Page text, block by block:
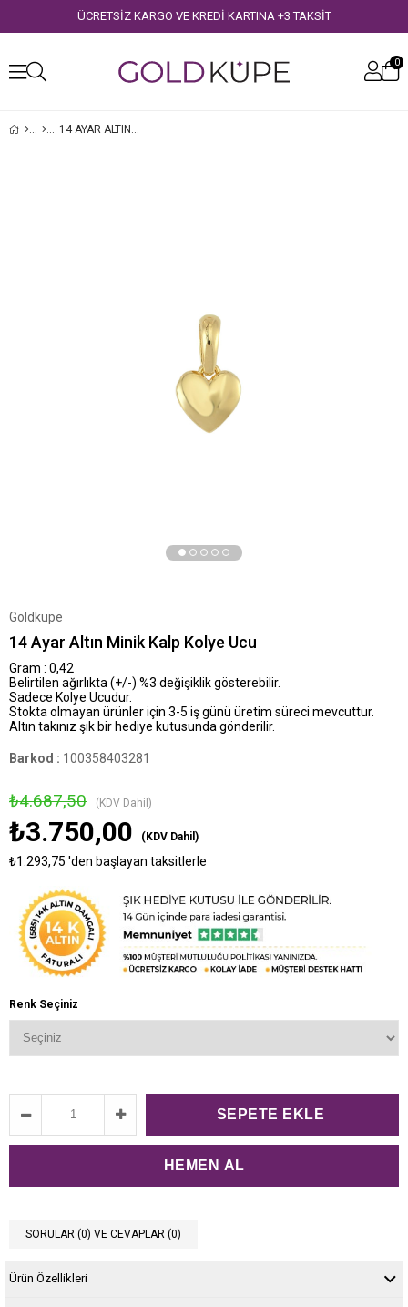
ÜCRETSİZ KARGO VE KREDİ KARTINA +3 TAKSİT
0
14 AYAR ALTIN MINIK KALP KOLYE UCU
Goldkupe
14 Ayar Altın Minik Kalp Kolye Ucu
Gram : 0,42
Belirtilen ağırlıkta (+/-) %3 değişiklik gösterebilir.
Sadece Kolye Ucudur.
Stokta olmayan ürünler için 3-5 iş günü üretim süreci mevcuttur.
Altın takınız şık bir hediye kutusunda gönderilir.
Barkod : 100358403281
₺4.687,50 (KDV Dahil)
₺3.750,00 (KDV Dahil)
₺1.293,75 'den başlayan taksitlerle
Renk Seçiniz
SORULAR (0) VE CEVAPLAR (0)
Ürün Özellikleri